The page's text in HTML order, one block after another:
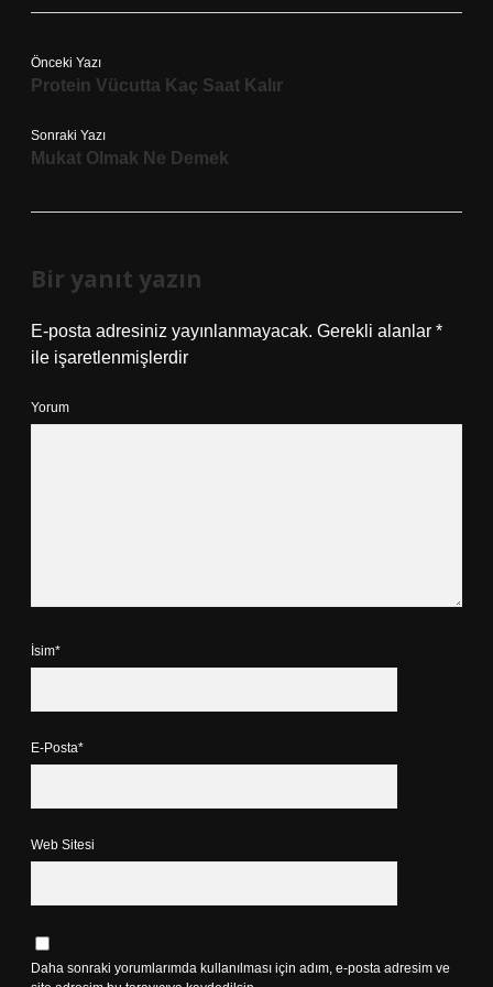
Önceki Yazı
Protein Vücutta Kaç Saat Kalır
Sonraki Yazı
Mukat Olmak Ne Demek
Bir yanıt yazın
E-posta adresiniz yayınlanmayacak. Gerekli alanlar *
ile işaretlenmişlerdir
Yorum
İsim*
E-Posta*
Web Sitesi
Daha sonraki yorumlarımda kullanılması için adım, e-posta adresim ve